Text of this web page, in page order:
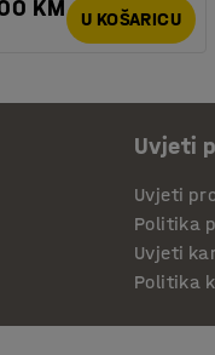
KM U KOŠARICU
Uvjeti
Uvjeti
Politika
Uvjeti
Politika